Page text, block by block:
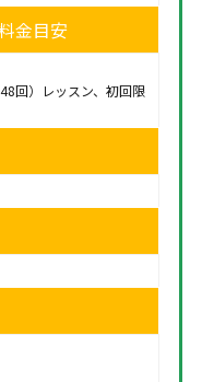
金目安
回）レッスン、初回限